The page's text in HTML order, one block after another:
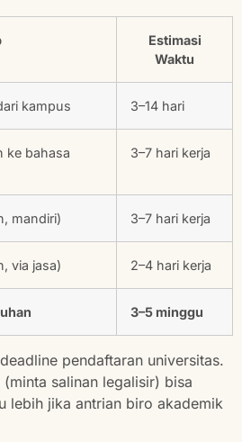
Estimasi
Waktu
kampus 3–14 hari
ke bahasa
3–7 hari kerja
mandiri) 3–7 hari kerja
via jasa) 2–4 hari kerja
3–5 minggu
pendaftaran universitas.
salinan legalisir) bisa
lebih jika antrian biro akademik